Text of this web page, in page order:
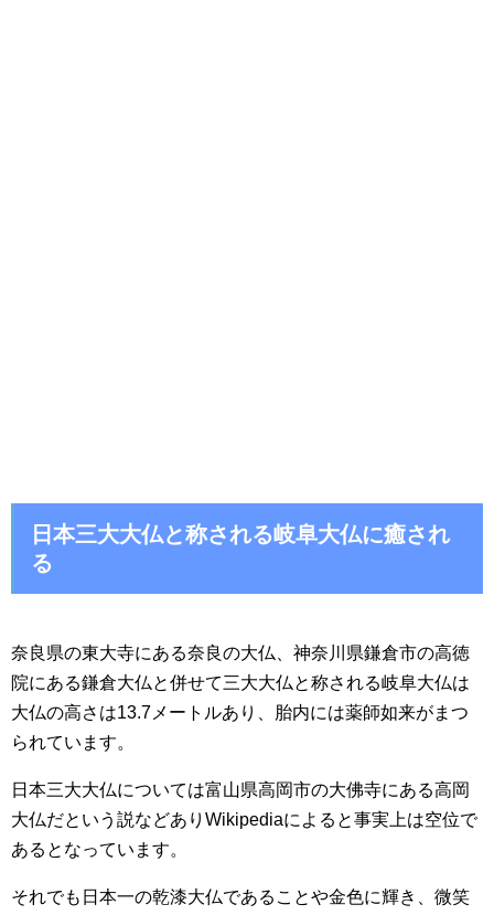
日本三大大仏と称される岐阜大仏に癒され
る
奈良県の東大寺にある奈良の大仏、神奈川県鎌倉市の高徳
院にある鎌倉大仏と併せて三大大仏と称される岐阜大仏は
大仏の高さは13.7メートルあり、胎内には薬師如来がまつ
られています。
日本三大大仏については富山県高岡市の大佛寺にある高岡
大仏だという説などありWikipediaによると事実上は空位で
あるとなっています。
それでも日本一の乾漆大仏であることや金色に輝き、微笑